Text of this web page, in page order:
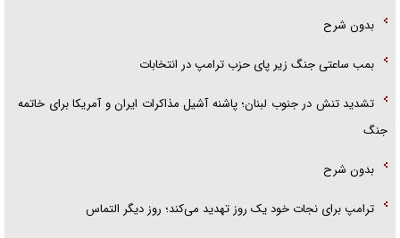
بدون شرح
بمب ساعتی جنگ زیر پای حزب ترام‍پ در انتخابات
تشدید تنش در جنوب لبنان؛ پاشنه آشیل مذاکرات ایران و آمریکا برای خاتمه
جنگ
بدون شرح
ترامپ برای نجات خود یک روز تهدید می‌کند؛ روز دیگر التماس